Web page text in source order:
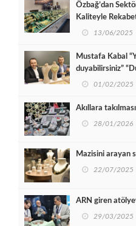
Özbağ’dan
Kaliteyle
13/06/2025
Mustafa Kabal
duyabilirsiniz”
01/02/2025
Akıllara
28/01/2026
Mazisini arayan
22/07/2025
ARN giren
29/03/2025